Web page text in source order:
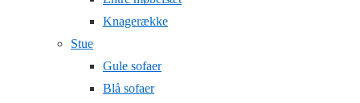
Knagerække
Stue
Gule sofaer
Blå sofaer